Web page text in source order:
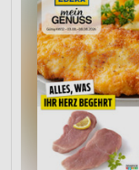
Analyse von
Kombinationen
Quellen
Entwicklung und
Verwendung
Inhalten
IAB-Besonderheiten: